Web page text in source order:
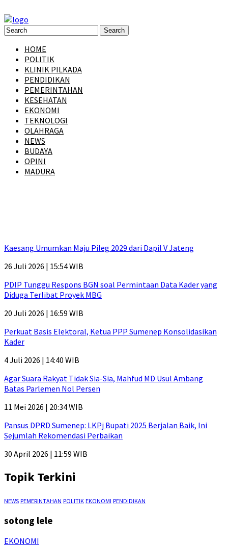
HOME
POLITIK
KLINIK PILKADA
PENDIDIKAN
PEMERINTAHAN
KESEHATAN
EKONOMI
TEKNOLOGI
OLAHRAGA
NEWS
BUDAYA
OPINI
MADURA
Kaesang Umumkan Maju Pileg 2029 dari Dapil V Jateng
26 Juli 2026 | 15:54 WIB
PDIP Tunggu Respons BGN soal Permintaan Data Kader yang
Diduga Terlibat Proyek MBG
20 Juli 2026 | 16:59 WIB
Perkuat Basis Elektoral, Ketua PPP Sumenep Konsolidasikan
Kader
4 Juli 2026 | 14:40 WIB
Agar Suara Rakyat Tidak Sia-Sia, Mahfud MD Usul Ambang
Batas Parlemen Nol Persen
11 Mei 2026 | 20:34 WIB
Pansus DPRD Sumenep: LKPj Bupati 2025 Berjalan Baik, Ini
Sejumlah Rekomendasi Perbaikan
30 April 2026 | 11:59 WIB
Topik Terkini
NEWS PEMERINTAHAN POLITIK EKONOMI PENDIDIKAN
sotong lele
EKONOMI